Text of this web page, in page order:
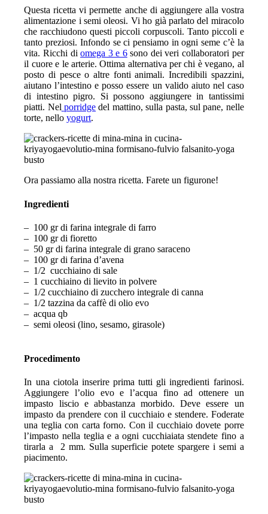
Questa ricetta vi permette anche di aggiungere alla vostra
alimentazione i semi oleosi. Vi ho già parlato del miracolo
che racchiudono questi piccoli corpuscoli. Tanto piccoli e
tanto preziosi. Infondo se ci pensiamo in ogni seme c’è la
vita. Ricchi diomega 3 e 6sono dei veri collaboratori per
il cuore e le arterie. Ottima alternativa per chi è vegano, al
posto di pesce o altre fonti animali. Incredibili spazzini,
aiutano l’intestino e posso essere un valido aiuto nel caso
di intestino pigro. Si possono aggiungere in tantissimi
piatti. Nelporridge del mattino, sulla pasta, sul pane, nelle
torte, nelloyogurt.
Ora passiamo alla nostra ricetta. Farete un figurone!
Ingredienti
– 100 gr di farina integrale di farro
– 100 gr di fioretto
– 50 gr di farina integrale di grano saraceno
– 100 gr di farina d’avena
– 1/2 cucchiaino di sale
– 1 cucchiaino di lievito in polvere
– 1/2 cucchiaino di zucchero integrale di canna
– 1/2 tazzina da caffè di olio evo
– acqua qb
– semi oleosi (lino, sesamo, girasole)
Procedimento
In una ciotola inserire prima tutti gli ingredienti farinosi.
Aggiungere l’olio evo e l’acqua fino ad ottenere un
impasto liscio e abbastanza morbido. Deve essere un
impasto da prendere con il cucchiaio e stendere. Foderate
una teglia con carta forno. Con il cucchiaio dovete porre
l’impasto nella teglia e a ogni cucchiaiata stendete fino a
tirarla a 2 mm. Sulla superficie potete spargere i semi a
piacimento.